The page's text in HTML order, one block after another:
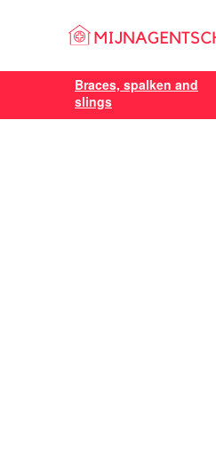
Braces, spalken and
slings